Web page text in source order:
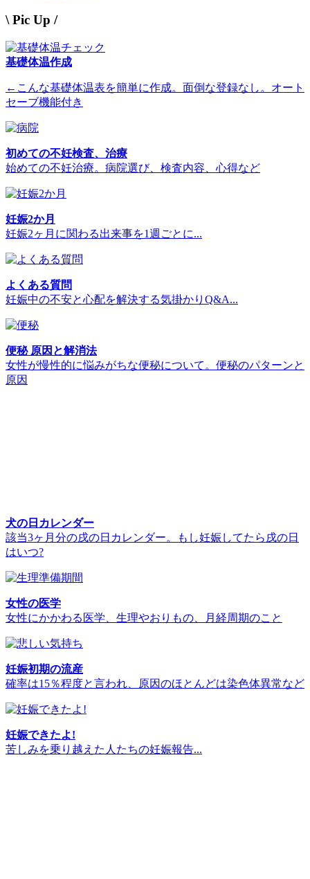
\ Pic Up /
基礎体温作成
←こんな基礎体温表を簡単に作成。面倒な登録なし。オート
セーブ機能付き
初めての不妊検査、治療
始めての不妊治療。病院選び、検査内容、心得など
妊娠2か月
妊娠2ヶ月に関わる出来事を1週ごとに...
よくある質問
妊娠中の不安と心配を解決する気掛かりQ&A...
便秘 原因と解消法
女性が慢性的に悩みがちな便秘について。便秘のパターンと
原因
犬の日カレンダー
該当3ヶ月分の戌の日カレンダー。もし妊娠してたら戌の日
はいつ?
女性の医学
女性にかかわる医学、生理やおりもの、月経周期のこと
妊娠初期の流産
確率は15％程度と言われ、原因のほとんどは染色体異常など
妊娠できたよ!
苦しみを乗り越えた人たちの妊娠報告...